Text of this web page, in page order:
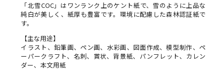
「北雪COC」はワンランク上のケント紙で、雪のように上品な
純白が美しく、紙厚も豊富です。環境に配慮した森林認証紙で
す。
【主な用途】
イラスト、鉛筆画、ペン画、水彩画、図面作成、模型制作、ペ
ーパークラフト、名刺、賞状、背景紙、パンフレット、カレン
ダー、本文用紙